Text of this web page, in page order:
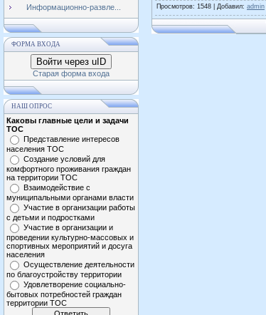
Информационно-развле...
ФОРМА ВХОДА
Войти через uID
Старая форма входа
НАШ ОПРОС
Каковы главные цели и задачи
ТОС
Представление интересов
населения ТОС
Создание условий для
комфортного проживания граждан
на территории ТОС
Взаимодействие с
муниципальными органами власти
Участие в организации работы
с детьми и подростками
Участие в организации и
проведении культурно-массовых и
спортивных мероприятий и досуга
населения
Осуществление деятельности
по благоустройству территории
Удовлетворение социально-
бытовых потребностей граждан
территории ТОС
Просмотров: 1548 | Добавил: admin